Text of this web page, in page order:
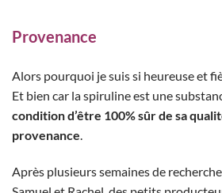
Provenance
Alors pourquoi je suis si heureuse et
Et bien car la spiruline est une
condition d’être 100% sûr de sa
provenance.
Après plusieurs semaines de